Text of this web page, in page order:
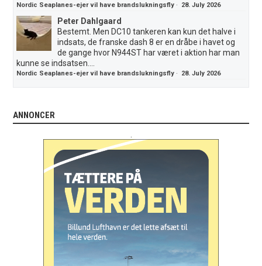
Nordic Seaplanes-ejer vil have brandslukningsfly · 28. July 2026
Peter Dahlgaard
Bestemt. Men DC10 tankeren kan kun det halve i
indsats, de franske dash 8 er en dråbe i havet og
de gange hvor N944ST har været i aktion har man
kunne se indsatsen....
Nordic Seaplanes-ejer vil have brandslukningsfly · 28. July 2026
ANNONCER